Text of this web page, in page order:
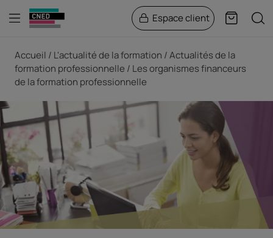
Menu Espace client Panier
Accueil L'actualité de la formation
Actualités de la
formation professionnelle
Les organismes financeurs
de la formation professionnelle